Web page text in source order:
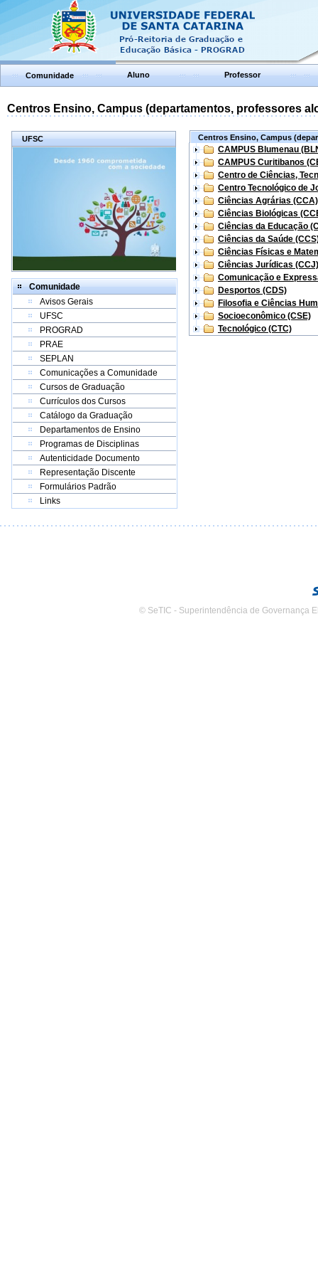
Comunidade Aluno Professor
Centros Ensino, Campus (departamentos, professores
UFSC
Comunidade
Avisos Gerais
UFSC
PROGRAD
PRAE
SEPLAN
Comunicações a Comunidade
Cursos de Graduação
Currículos dos Cursos
Catálogo da Graduação
Departamentos de Ensino
Programas de Disciplinas
Autenticidade Documento
Representação Discente
Formulários Padrão
Links
Centros Ensino, Campus
CAMPUS Blumenau
CAMPUS Curitibanos
Centro de Ciências,
Centro Tecnológico de
Ciências Agrárias (CCA)
Ciências Biológicas
Ciências da Educação
Ciências da Saúde
Ciências Físicas e
Ciências Jurídicas (CCJ)
Comunicação e
Desportos (CDS)
Filosofia e Ciências
Socioeconômico (CSE)
Tecnológico (CTC)
© SeTIC - Superintendência de Governança